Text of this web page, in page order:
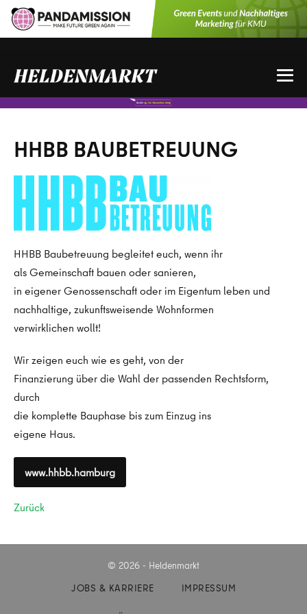
Zum
Inhalt
HHBB BAUBETREUUNG
HHBB Baubetreuung begleitet euch, wenn ihr
als Gemeinschaft bauen oder sanieren,
in eigener Genossenschaft oder im Eigentum leben und
nachhaltige, zukunftsweisende Wohnformen
verwirklichen wollt!
Wir zeigen euch wie es geht, von der
Finanzierung über die Wahl der passenden Rechtsform,
durch
die komplette Bauphase bis zum Einzug ins
eigene Haus.
www.hhbb.hamburg
Zurück
© 2026 - Heldenmarkt
JOBS & KARRIERE
IMPRESSUM